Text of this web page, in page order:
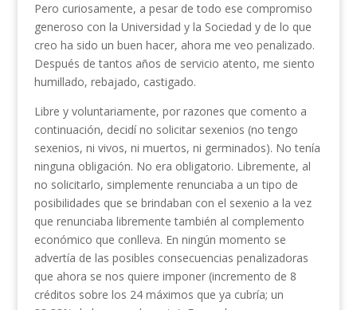
Pero curiosamente, a pesar de todo ese compromiso
generoso con la Universidad y la Sociedad y de lo que
creo ha sido un buen hacer, ahora me veo penalizado.
Después de tantos años de servicio atento, me siento
humillado, rebajado, castigado.
Libre y voluntariamente, por razones que comento a
continuación, decidí no solicitar sexenios (no tengo
sexenios, ni vivos, ni muertos, ni germinados). No tenía
ninguna obligación. No era obligatorio. Libremente, al
no solicitarlo, simplemente renunciaba a un tipo de
posibilidades que se brindaban con el sexenio a la vez
que renunciaba libremente también al complemento
económico que conlleva. En ningún momento se
advertía de las posibles consecuencias penalizadoras
que ahora se nos quiere imponer (incremento de 8
créditos sobre los 24 máximos que ya cubría; un